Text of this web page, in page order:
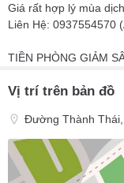
Giá rất hợp lý mùa
Liên Hệ: 0937554570
TIỀN PHÒNG GIẢM
Vị trí trên bản đồ
Đường Thành